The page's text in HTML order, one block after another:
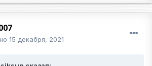
15 декабря, 2021